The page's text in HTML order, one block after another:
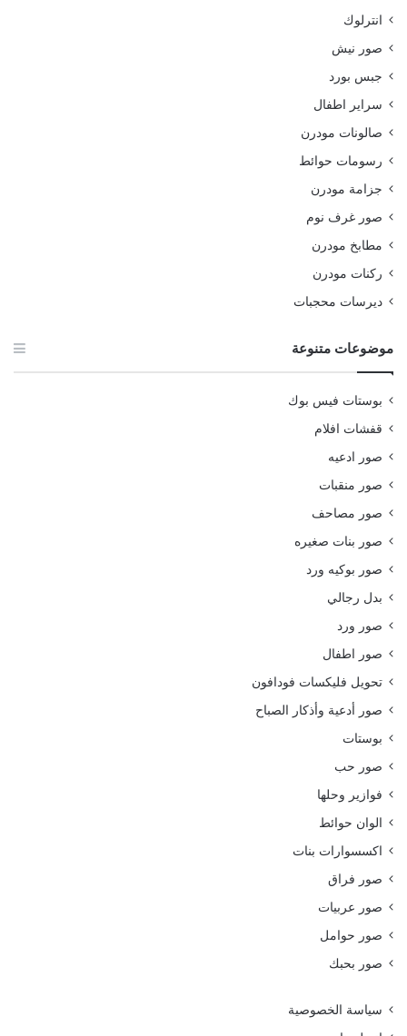
انترلوك
صور نيش
جبس بورد
سراير اطفال
صالونات مودرن
رسومات حوائط
جزامة مودرن
صور غرف نوم
مطابخ مودرن
ركنات مودرن
ديرسات محجبات
موضوعات متنوعة
بوستات فيس بوك
قفشات افلام
صور ادعيه
صور منقبات
صور مصاحف
صور بنات صغيره
صور بوكيه ورد
بدل رجالي
صور ورد
صور اطفال
تحويل فليكسات فودافون
صور أدعية وأذكار الصباح
بوستات
صور حب
فوازير وحلها
الوان حوائط
اكسسوارات بنات
صور فراق
صور عربيات
صور حوامل
صور بحبك
سياسة الخصوصية